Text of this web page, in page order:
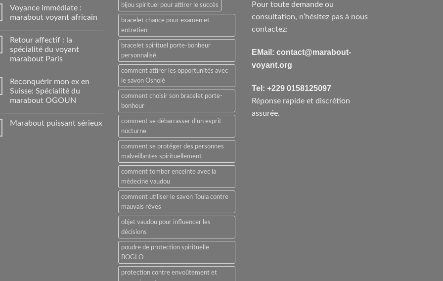
Voyance immédiate :
marabout voyant africain
Retour affectif : la
spécialité du voyant
marabout Paris
Reconquérir mon ex en
Suisse: Spécialité du
marabout OGOUN
Marabout puissant sérieux
bijou spirituel pour attirer le succès
bracelet chance pour examen et
entretien
bracelet spirituel porte-bonheur
personnalisé
comment attirer les opportunités avec
le savon Osholè
comment choisir son bracelet porte-
bonheur
comment se débarrasser d'un esprit
nocturne
comment se protéger des personnes
malveillantes spirituellement
comment tomber enceinte avec la
médecine vaudou
comment utiliser le savon Toula contre
mauvais rêves
objet vaudou pour influencer les
décisions
poudre de protection spirituelle
BOGLO
protection contre envoûtement et
Pour toute demande ou
consultation, n’hésitez pas à nous
contactez:
EMail: contact@marabout-
voyant.org
Tel: +229 0158125097
Réponse rapide et discrétion
assurée.